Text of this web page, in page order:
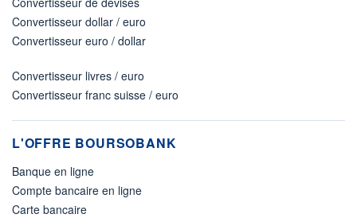
Convertisseur dollar / euro
Convertisseur euro / dollar
Convertisseur livres / euro
Convertisseur franc suisse / euro
L'OFFRE BOURSOBANK
Banque en ligne
Compte bancaire en ligne
Carte bancaire